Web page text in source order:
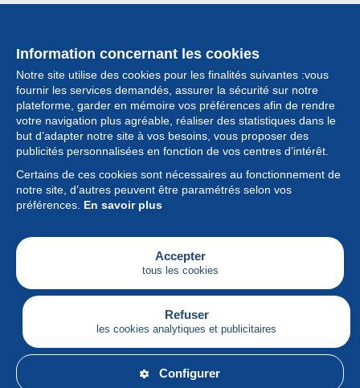
Information concernant les cookies
Notre site utilise des cookies pour les finalités suivantes :vous
fournir les services demandés, assurer la sécurité sur notre
plateforme, garder en mémoire vos préférences afin de rendre
votre navigation plus agréable, réaliser des statistiques dans le
but d’adapter notre site à vos besoins, vous proposer des
publicités personnalisées en fonction de vos centres d’intérêt.
Certains de ces cookies sont nécessaires au fonctionnement de
notre site, d’autres peuvent être paramétrés selon vos
préférences. En savoir plus
Accepter
tous les cookies
Refuser
les cookies analytiques et publicitaires
Configurer
Collection
Actualités
Fonctionnalités
Société
Services
Articles
Français